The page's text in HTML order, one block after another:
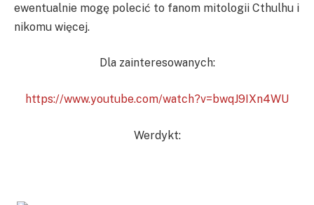
ewentualnie mogę polecić to fanom mitologii Cthulhu i
nikomu więcej.
Dla zainteresowanych:
https://www.youtube.com/watch?v=bwqJ9IXn4WU
Werdykt: